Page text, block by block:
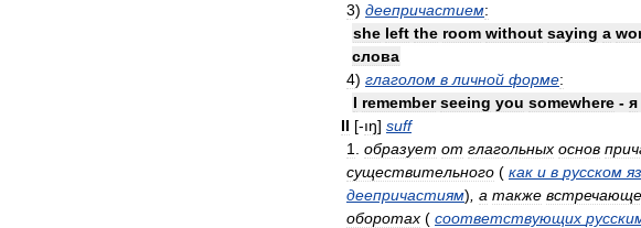
3) деепричастием:
she left the room without saying a
слова
4) глаголом в личной форме:
I remember seeing you somewhere - я
II [-ıŋ] suff
1
образует от глагольных основ
существительного ( как и в русском
деепричастиям) а также
оборотах ( соответствующих